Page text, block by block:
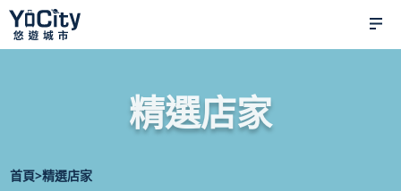
達人推薦
精選店家
首頁>精選店家